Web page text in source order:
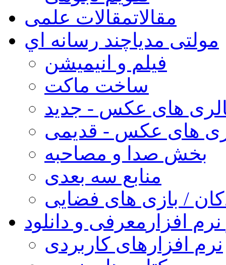
مقالاتمقالات علمی
مولتی مدیاچند رسانه اي
فیلم و انیمیشن
ساخت ماکت
های عکس - جدید
های عکس - قدیمی
بخش صدا و مصاحبه
منابع سه بعدی
/ بازی های فضایی
افزار معرفی و دانلود
نرم افزارهای کاربردی